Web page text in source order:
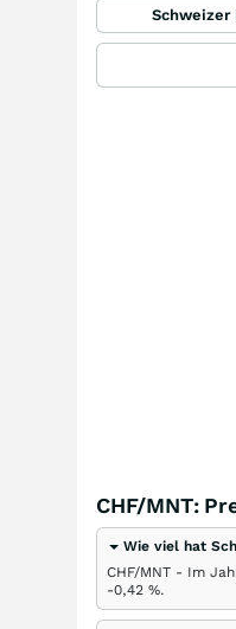
Schweizer
CHF/MNT:
Wie viel hat
CHF/MNT - Im
-0,42 %.